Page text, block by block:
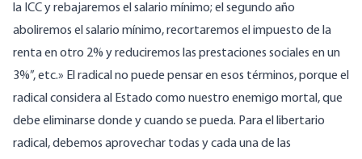
la ICC y rebajaremos el salario mínimo; el segundo año
aboliremos el salario mínimo, recortaremos el impuesto de la
renta en otro 2% y reduciremos las prestaciones sociales en un
3%”, etc.» El radical no puede pensar en esos términos, porque el
radical considera al Estado como nuestro enemigo mortal, que
debe eliminarse donde y cuando se pueda. Para el libertario
radical, debemos aprovechar todas y cada una de las